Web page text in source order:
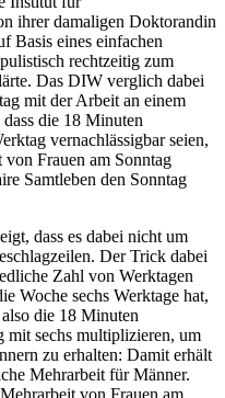
ihrer damaligen Doktorandin
Basis eines einfachen
rechtzeitig zum
Das DIW verglich dabei
mit der Arbeit an einem
die 18 Minuten
vernachlässigbar seien,
Frauen am Sonntag
Samtleben den Sonntag
dass es dabei nicht um
Der Trick dabei
Zahl von Werktagen
Woche sechs Werktage hat,
die 18 Minuten
mit sechs multiplizieren, um
zu erhalten: Damit erhält
Mehrarbeit für Männer.